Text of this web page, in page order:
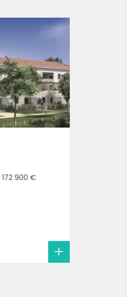
172 900 €